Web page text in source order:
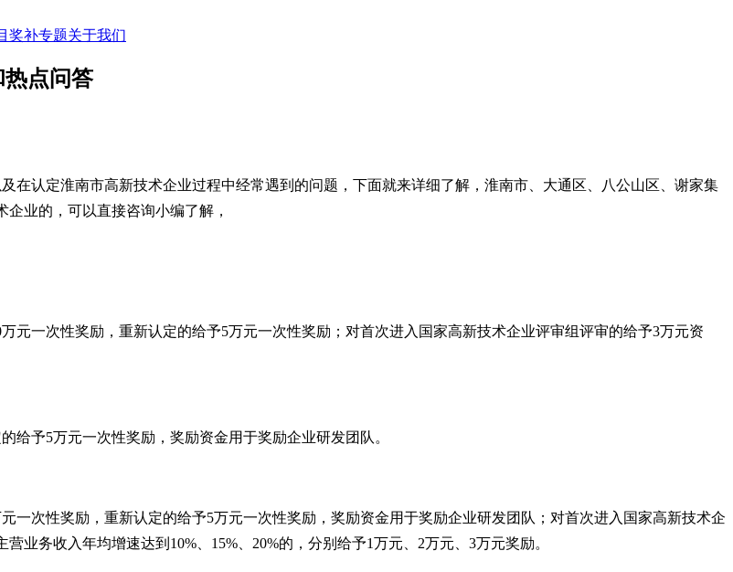
奖补专题关于我们
热点问答
在认定淮南市高新技术企业过程中经常遇到的问题，下面就来详细了解， 淮南市、大通区、八公山区、谢家集
业的，可以直接咨询小编了解，
万元一次性奖励，重新认定的给予5万元一次性奖励；对首次进入国家高新技术企业评审组评审的给予3万元资
给予5万元一次性奖励，奖励资金用于奖励企业研发团队。
一次性奖励，重新认定的给予5万元一次性奖励，奖励资金用于奖励企业研发团队；对首次进入国家高新技术企
营业务收入年均增速达到 10% 15% 20%的，分别给予1万元、 2万元、 3万元奖励。